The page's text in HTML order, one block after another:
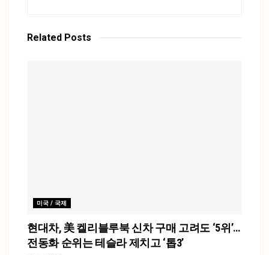
Related Posts
미국 / 국제
현대차, 美 켈리블루북 신차 구매 고려도 ‘5위’…
전동화 순위는 테슬라 제치고 ‘톱3’